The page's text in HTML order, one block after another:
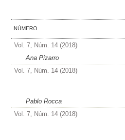
NÚMERO
Vol. 7, Núm. 14 (2018)
Ana Pizarro
Vol. 7, Núm. 14 (2018)
Pablo Rocca
Vol. 7, Núm. 14 (2018)